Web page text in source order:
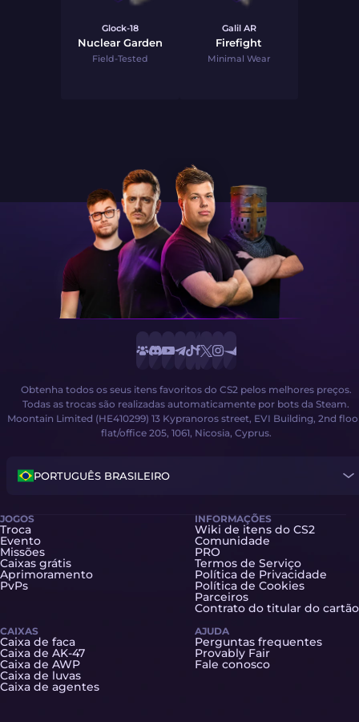
Glock-18
Nuclear Garden
Field-Tested
Galil AR
Firefight
Minimal Wear
Obtenha todos os seus itens favoritos do CS2 pelos melhores preços.
Todas as trocas são realizadas automaticamente por bots da Steam.
Moontain Limited (HE410299) 13 Kypranoros street, EVI Building, 2nd
flat/office 205, 1061, Nicosia, Cyprus.
PORTUGUÊS BRASILEIRO
JOGOS
Troca
Evento
Missões
Caixas grátis
Aprimoramento
PvPs
CAIXAS
Caixa de faca
Caixa de AK-47
Caixa de AWP
Caixa de luvas
Caixa de agentes
INFORMAÇÕES
Wiki de itens do CS2
Comunidade
PRO
Termos de Serviço
Política de Privacidade
Política de Cookies
Parceiros
Contrato do titular do cartão
AJUDA
Perguntas frequentes
Provably Fair
Fale conosco